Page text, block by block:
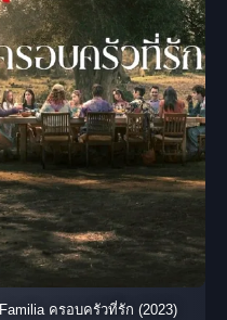
Familia ครอบครัวที่รัก (2023)